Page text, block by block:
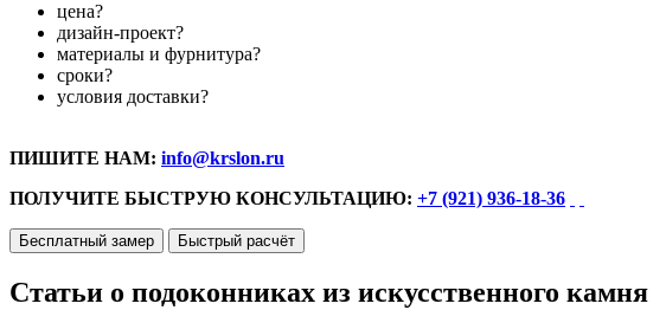
цена?
дизайн-проект?
материалы и фурнитура?
сроки?
условия доставки?
ПИШИТЕ НАМ: info@krslon.ru
ПОЛУЧИТЕ БЫСТРУЮ КОНСУЛЬТАЦИЮ: +7 (921) 936-18-36
Бесплатный замер Быстрый расчёт
Статьи о подоконниках из искусственного камня